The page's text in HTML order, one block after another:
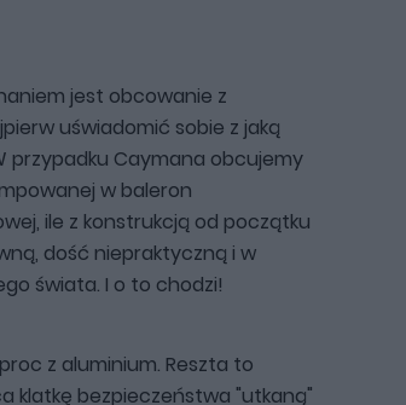
jest obcowanie z
uświadomić sobie z jaką
przypadku Caymana obcujemy
w baleron
ile z konstrukcją od początku
dość niepraktyczną i w
świata. I o to chodzi!
z aluminium. Reszta to
klatkę bezpieczeństwa "utkaną"